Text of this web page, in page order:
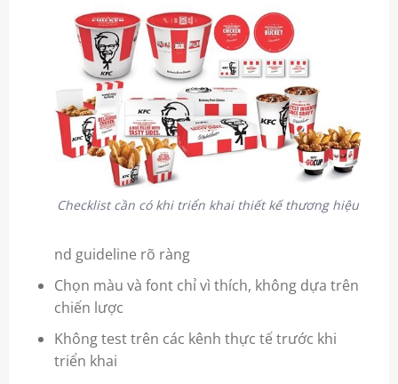
Checklist cần có khi triển khai thiết kế thương hiệu
nd guideline rõ ràng
Chọn màu và font chỉ vì thích, không dựa trên
chiến lược
Không test trên các kênh thực tế trước khi
triển khai